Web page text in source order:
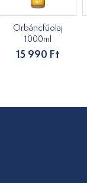
Orbáncfűolaj
1000ml
15 990 Ft